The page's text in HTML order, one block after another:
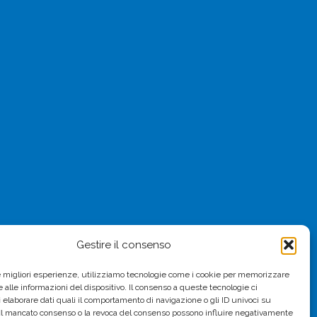
Gestire il consenso
migliori esperienze, utilizziamo tecnologie come i cookie per memorizzare
alle informazioni del dispositivo. Il consenso a queste tecnologie ci
elaborare dati quali il comportamento di navigazione o gli ID univoci su
mancato consenso o la revoca del consenso possono influire negativamente